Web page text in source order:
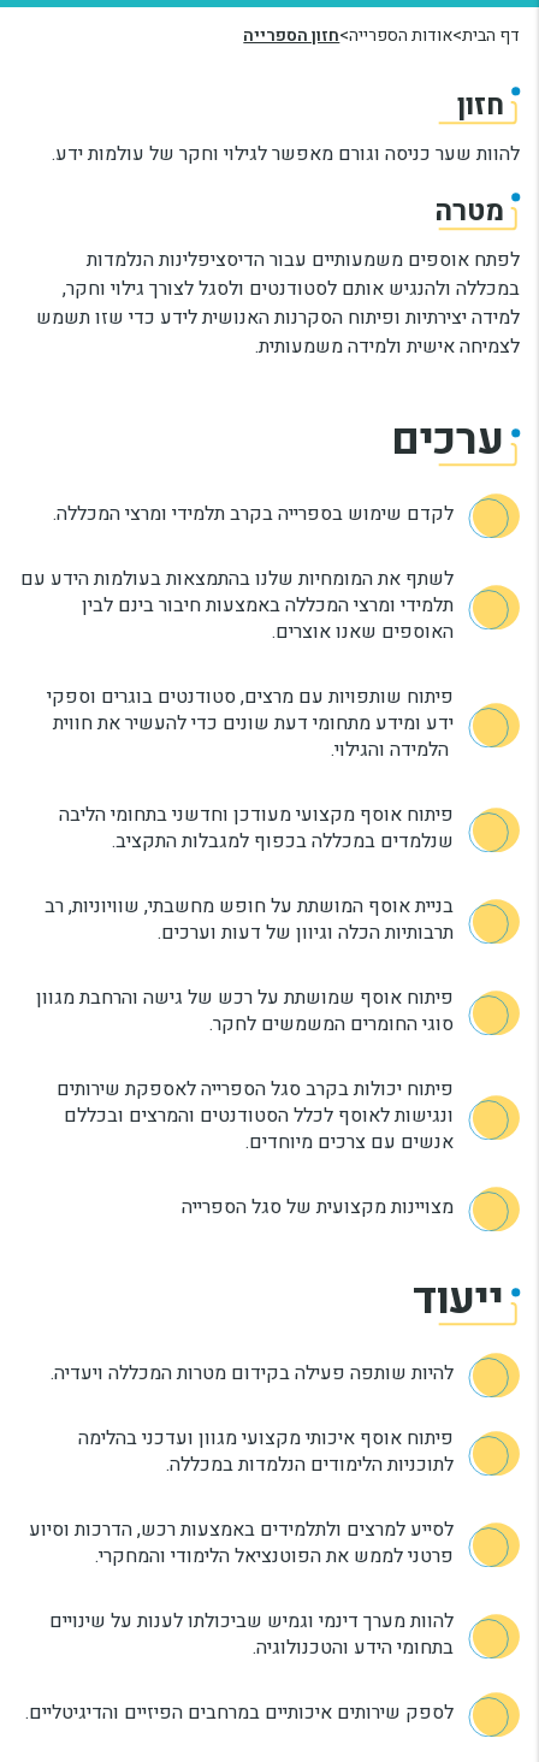
יחידות ומכונים
חברה וקהילה
דף הבית אודות הספרייה חזון הספרייה
חזון
להוות שער כניסה וגורם מאפשר לגילוי וחקר של עולמות ידע.
מטרה
לפתח אוספים משמעותיים עבור הדיסציפלינות הנלמדות
במכללה ולהנגיש אותם לסטודנטים ולסגל לצורך גילוי וחקר,
למידה יצירתיות ופיתוח הסקרנות האנושית לידע כדי שזו תשמש
לצמיחה אישית ולמידה משמעותית.
ערכים
לקדם שימוש בספרייה בקרב תלמידי ומרצי המכללה.
לשתף את המומחיות שלנו בהתמצאות בעולמות הידע עם
תלמידי ומרצי המכללה באמצעות חיבור בינם לבין
האוספים שאנו אוצרים.
פיתוח שותפויות עם מרצים, סטודנטים בוגרים וספקי
ידע ומידע מתחומי דעת שונים כדי להעשיר את חווית
הלמידה והגילוי.
פיתוח אוסף מקצועי מעודכן וחדשני בתחומי הליבה
שנלמדים במכללה בכפוף למגבלות התקציב.
בניית אוסף המושתת על חופש מחשבתי, שוויוניות, רב
תרבותיות הכלה וגיוון של דעות וערכים.
פיתוח אוסף שמושתת על רכש של גישה והרחבת מגוון
סוגי החומרים המשמשים לחקר.
פיתוח יכולות בקרב סגל הספרייה לאספקת שירותים
ונגישות לאוסף לכלל הסטודנטים והמרצים ובכללם
אנשים עם צרכים מיוחדים.
מצויינות מקצועית של סגל הספרייה
ייעוד
להיות שותפה פעילה בקידום מטרות המכללה ויעדיה.
פיתוח אוסף איכותי מקצועי מגוון ועדכני בהלימה
לתוכניות הלימודים הנלמדות במכללה.
לסייע למרצים ולתלמידים באמצעות רכש, הדרכות וסיוע
פרטני לממש את הפוטנציאל הלימודי והמחקרי.
להוות מערך דינמי וגמיש שביכולתו לענות על שינויים
בתחומי הידע והטכנולוגיה.
לספק שירותים איכותיים במרחבים הפיזיים והדיגיטליים.